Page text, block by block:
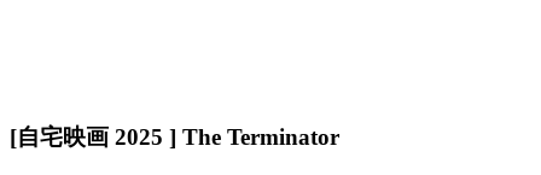
[自宅映画 2025 ] The Terminator